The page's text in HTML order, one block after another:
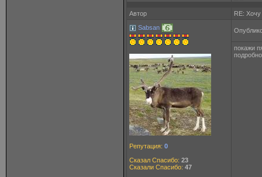
Автор
RE: Хочу
Sabsan
Репутация: 0
Сказал Спасибо: 23
Сказали Спасибо: 47
покажи